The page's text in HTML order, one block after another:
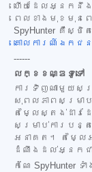
ហើយដែលអ្នកនឹ
ពេលខាងមុខមុន
SpyHunter គឺស្
គោលការណ៍ឯកជ
------
លក្ខខណ្ឌទូទៅ
ការទិញណាមួយសម្
សុពលភាពសម្រាប់
តម្លៃស្តង់ដារ
សម្រាប់ការបន្
អនាគត។ តម្លៃអ
ដំណឹងដល់អ្នកជ
កំណែ